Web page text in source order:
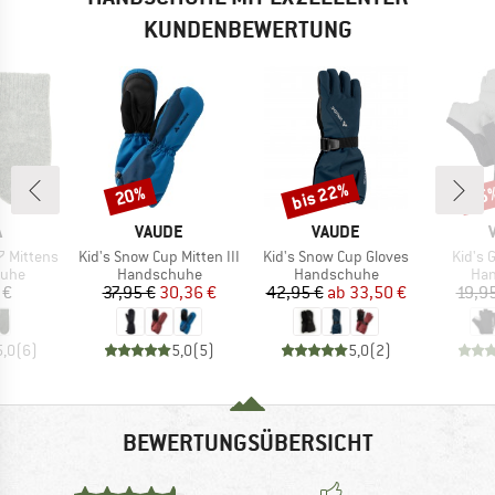
KUNDENBEWERTUNG
Mittens
(6)
MARKE
VAUDE
Artikel
Kid's Snow Cup Mitten III
Produktgruppe
Handschuhe
Preis
37,95 € reduzierter Preis
30,36 €
5,0(5)
Rabatt
20%
MARKE
VAUDE
Artikel
Kid's Snow Cup Gloves
Produktgruppe
Handschuhe
Preis
42,95 € reduzierter Preis
ab 33,50 €
5,0(2)
Rabatt
bis 22%
Artikel
Kid's
BEWERTUNGSÜBERSICHT